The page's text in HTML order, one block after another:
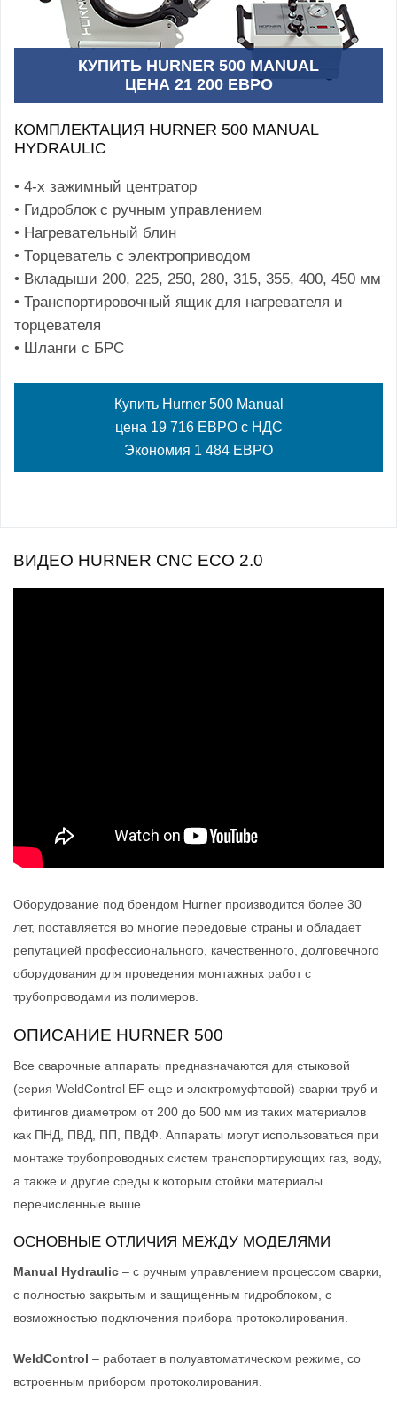
КУПИТЬ HURNER 500 MANUAL
ЦЕНА 21 200 ЕВРО
КОМПЛЕКТАЦИЯ HURNER 500 MANUAL
HYDRAULIC
• 4-х зажимный центратор
• Гидроблок с ручным управлением
• Нагревательный блин
• Торцеватель с электроприводом
• Вкладыши 200, 225, 250, 280, 315, 355, 400, 450 мм
• Транспортировочный ящик для нагревателя и
торцевателя
• Шланги с БРС
Купить Hurner 500 Manual
цена 19 716 ЕВРО с НДС
Экономия 1 484 ЕВРО
ВИДЕО HURNER CNC ECO 2.0
Оборудование под брендом Hurner производится более 30
лет, поставляется во многие передовые страны и обладает
репутацией профессионального, качественного, долговечного
оборудования для проведения монтажных работ с
трубопроводами из полимеров.
ОПИСАНИЕ HURNER 500
Все сварочные аппараты предназначаются для стыковой
(серия WeldControl EF еще и электромуфтовой) сварки труб и
фитингов диаметром от 200 до 500 мм из таких материалов
как ПНД, ПВД, ПП, ПВДФ. Аппараты могут использоваться при
монтаже трубопроводных систем транспортирующих газ, воду,
а также и другие среды к которым стойки материалы
перечисленные выше.
ОСНОВНЫЕ ОТЛИЧИЯ МЕЖДУ МОДЕЛЯМИ
Manual Hydraulic – с ручным управлением процессом сварки,
с полностью закрытым и защищенным гидроблоком, с
возможностью подключения прибора протоколирования.
WeldControl – работает в полуавтоматическом режиме, со
встроенным прибором протоколирования.